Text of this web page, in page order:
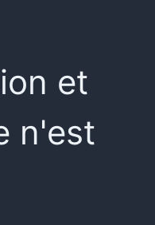
et
n'est